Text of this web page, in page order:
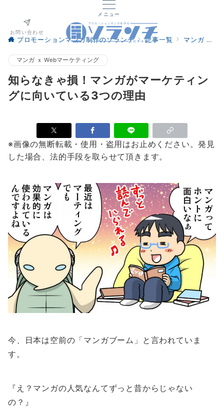
メニュー
お問い合わせ
プロモーションマンガ制作のソランチ 記事一覧 マンガ ｘ Webマーケティング
マンガ ｘ Webマーケティング
知らなきゃ損！マンガがマーケティン
グに向いている3つの理由
※画像の無断転載・使用・盗用はお止めください。発見
した場合、法的手段を取らせて頂きます。
今、日本は空前の「マンガブーム」と言われていま
す。
『え？マンガの人気なんてずっと昔からじゃない
の？』